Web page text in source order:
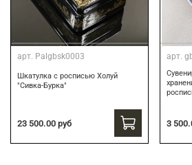
арт. Palgbsk0003
Шкатулка с росписью Холуй
"Сивка-Бурка"
23 500.00 руб
арт.
3